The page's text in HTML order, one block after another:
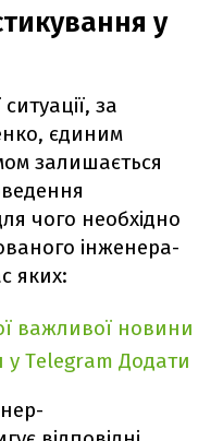
у
за
єдиним
залишається
чого необхідно
інженера-
яких:
важливої новини
у Telegram Додати